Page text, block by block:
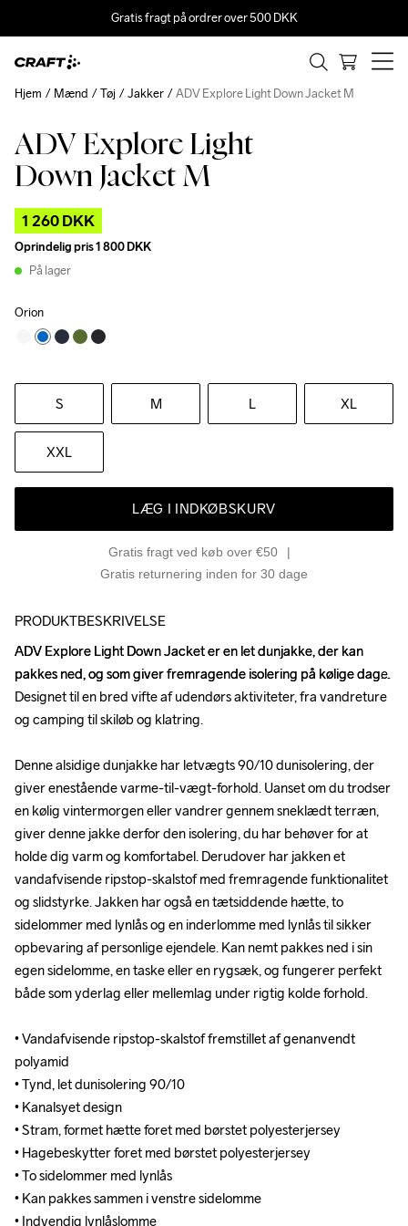
Gratis fragt på ordrer over 500 DKK
ADV Explore Light
Down Jacket M
1 260 DKK
Oprindelig pris1 800 DKK
På lager
Orion
S M L XL
XXL
LÆG I INDKØBSKURV
Gratis fragt ved køb over €50
Gratis returnering inden for 30 dage
Hjem Mænd Tøj Jakker ADV Explore Light Down Jacket M
Outlet
PRODUKTBESKRIVELSE
ADV Explore Light Down Jacket er en let dunjakke, der kan
pakkes ned, og som giver fremragende isolering på kølige dage.
Designet til en bred vifte af udendørs aktiviteter, fra vandreture
og camping til skiløb og klatring.
Denne alsidige dunjakke har letvægts 90/10 dunisolering, der
giver enestående varme-til-vægt-forhold. Uanset om du trodser
en kølig vintermorgen eller vandrer gennem sneklædt terræn,
giver denne jakke derfor den isolering, du har behøver for at
holde dig varm og komfortabel. Derudover har jakken et
vandafvisende ripstop-skalstof med fremragende funktionalitet
og slidstyrke. Jakken har også en tætsiddende hætte, to
sidelommer med lynlås og en inderlomme med lynlås til sikker
opbevaring af personlige ejendele. Kan nemt pakkes ned i sin
egen sidelomme, en taske eller en rygsæk, og fungerer perfekt
både som yderlag eller mellemlag under rigtig kolde forhold.
• Vandafvisende ripstop-skalstof fremstillet af genanvendt
polyamid
• Tynd, let dunisolering 90/10
• Kanalsyet design
• Stram, formet hætte foret med børstet polyesterjersey
• Hagebeskytter foret med børstet polyesterjersey
• To sidelommer med lynlås
• Kan pakkes sammen i venstre sidelomme
• Indvendig lynlåslomme
ADV Explore Light Down Jacket er en let dunjakke, der kan
pakkes ned, og som giver fremragende isolering på kølige dage.
Designet til en bred vifte af udendørs aktiviteter, fra vandreture
og camping til skiløb og klatring.
Denne alsidige dunjakke har letvægts 90/10 dunisolering, der
giver enestående varme-til-vægt-forhold. Uanset om du trodser
en kølig vintermorgen eller vandrer gennem sneklædt terræn,
giver denne jakke derfor den isolering, du har behøver for at
holde dig varm og komfortabel. Derudover har jakken et
vandafvisende ripstop-skalstof med fremragende funktionalitet
og slidstyrke. Jakken har også en tætsiddende hætte, to
sidelommer med lynlås og en inderlomme med lynlås til sikker
opbevaring af personlige ejendele. Kan nemt pakkes ned i sin
egen sidelomme, en taske eller en rygsæk, og fungerer perfekt
både som yderlag eller mellemlag under rigtig kolde forhold.
• Vandafvisende ripstop-skalstof fremstillet af genanvendt
polyamid
• Tynd, let dunisolering 90/10
• Kanalsyet design
• Stram, formet hætte foret med børstet polyesterjersey
• Hagebeskytter foret med børstet polyesterjersey
• To sidelommer med lynlås
• Kan pakkes sammen i venstre sidelomme
• Indvendig lynlåslomme